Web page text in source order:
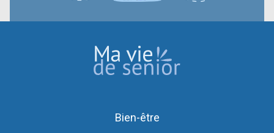
Bien-être